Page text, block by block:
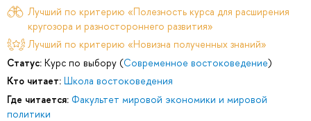
Лучший по критерию «Полезность курса для расширения
кругозора и разностороннего развития»
Лучший по критерию «Новизна полученных знаний»
Статус: Курс по выбору (Современное востоковедение)
Кто читает: Школа востоковедения
Где читается: Факультет мировой экономики и мировой
политики